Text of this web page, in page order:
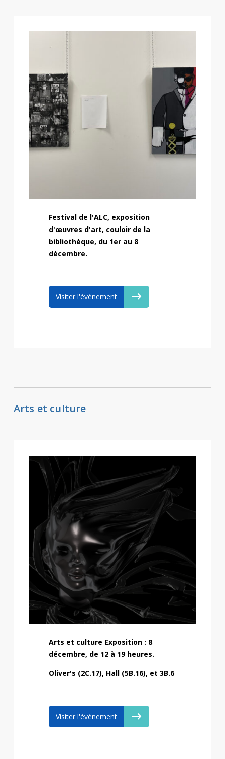
Festival de l'ALC, exposition
d'œuvres d'art, couloir de la
bibliothèque, du 1er au 8
décembre.
Visiter l'événement
Arts et culture
Arts et culture Exposition : 8
décembre, de 12 à 19 heures.
Oliver's (2C.17), Hall (5B.16), et 3B.6
Visiter l'événement